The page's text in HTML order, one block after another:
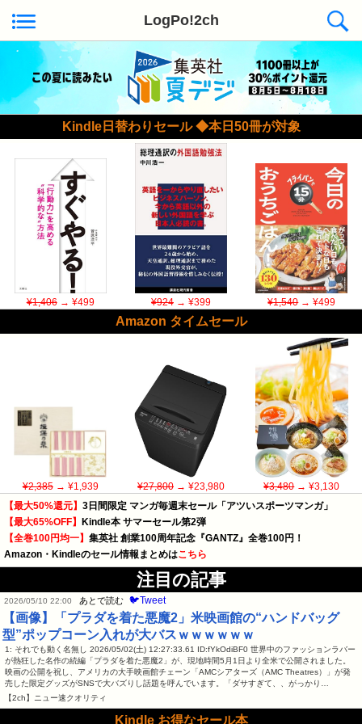
LogPo!2ch
Kindle日替わりセール ◆本日50冊が対象
¥1,406→ ¥499 ¥924→ ¥399 ¥1,540→ ¥499
Amazon タイムセール
¥2,385→ ¥1,939 ¥27,800→ ¥23,980 ¥3,480→ ¥3,130
【最大50%還元】 3日間限定 マンガ毎週末セール「アツいスポーツマンガ」
【最大65%OFF】 Kindle本 サマーセール第2弾
【全巻100円均一】 集英社 創業100周年記念『GANTZ』全巻100円！
Amazon・Kindleのセール情報まとめはこちら
注目の記事
2026/05/10 22:00 あとで読む 🐦Tweet
【画像】「プラダを着た悪魔2」米映画館の“ハンドバッグ
型”ポップコーン入れが大バスｗｗｗｗｗｗ
1: それでも動く名無し 2026/05/02(土) 12:27:33.61 ID:fYkOdiBF0 世界中のファッションラバー
が熱狂した名作の続編「プラダを着た悪魔2」が、現地時間5月1日より全米で公開されました。
映画の公開を祝し、アメリカの大手映画館チェーン「AMCシアターズ（AMC Theatres）」が発
売した限定グッズがSNSで大バズりし話題を呼んでいます。「ダサすぎて、、がっかり…
【2ch】ニュー速クオリティ
Kindle お得なセール本